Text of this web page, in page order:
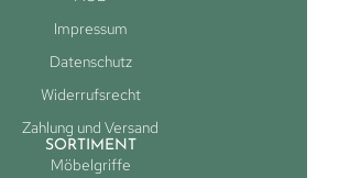
Impressum
Datenschutz
Widerrufsrecht
Zahlung und Versand
SORTIMENT
Möbelgriffe